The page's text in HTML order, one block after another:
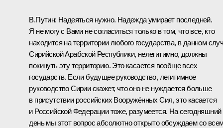
В.Путин: Надеяться нужно. Надежда умирает последней.
Я не могу с Вами не согласиться только в том, что все, кто
находится на территории любого государства, в данном
Сирийской Арабской Республики, нелегитимно, должны
покинуть эту территорию. Это касается вообще всех
государств. Если будущее руководство, легитимное
руководство Сирии скажет, что оно не нуждается больше
в присутствии российских Вооружённых Сил, это касается
и Российской Федерации тоже, разумеется. На сегодняшний
день мы этот вопрос абсолютно открыто обсуждаем со